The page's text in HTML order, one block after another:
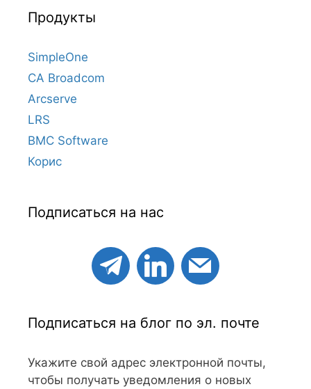
Продукты
SimpleOne
CA Broadcom
Arcserve
LRS
BMC Software
Корис
Подписаться на нас
Подписаться на блог по эл. почте
Укажите свой адрес электронной почты,
чтобы получать уведомления о новых